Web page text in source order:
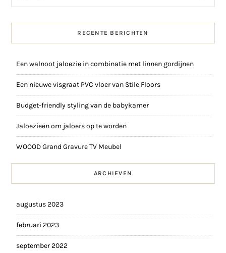
RECENTE BERICHTEN
Een walnoot jaloezie in combinatie met linnen gordijnen
Een nieuwe visgraat PVC vloer van Stile Floors
Budget-friendly styling van de babykamer
Jaloezieën om jaloers op te worden
WOOOD Grand Gravure TV Meubel
ARCHIEVEN
augustus 2023
februari 2023
september 2022